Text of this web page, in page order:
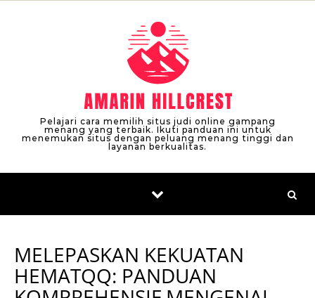
Pelajari cara memilih situs judi online gampang
menang yang terbaik. Ikuti panduan ini untuk
menemukan situs dengan peluang menang tinggi dan
layanan berkualitas.
MELEPASKAN KEKUATAN
HEMATQQ: PANDUAN